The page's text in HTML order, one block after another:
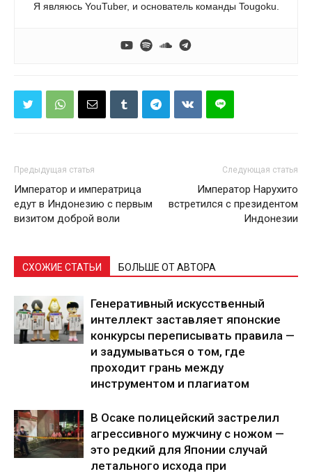
Я являюсь YouTuber, и основатель команды Tougoku.
Предыдущая статья
Император и императрица
едут в Индонезию с первым
визитом доброй воли
Следующая статья
Император Нарухито
встретился с президентом
Индонезии
СХОЖИЕ СТАТЬИ БОЛЬШЕ ОТ АВТОРА
Генеративный искусственный
интеллект заставляет японские
конкурсы переписывать правила —
и задумываться о том, где
проходит грань между
инструментом и плагиатом
В Осаке полицейский застрелил
агрессивного мужчину с ножом —
это редкий для Японии случай
летального исхода при